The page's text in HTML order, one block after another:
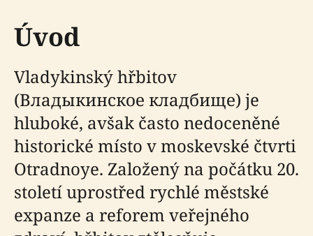
Úvod
Vladykinský hřbitov
(Владыкинское кладбище) je
hluboké, avšak často nedoceněné
historické místo v moskevské čtvrti
Otradnoye. Založený na počátku 20.
století uprostřed rychlé městské
expanze a reforem veřejného